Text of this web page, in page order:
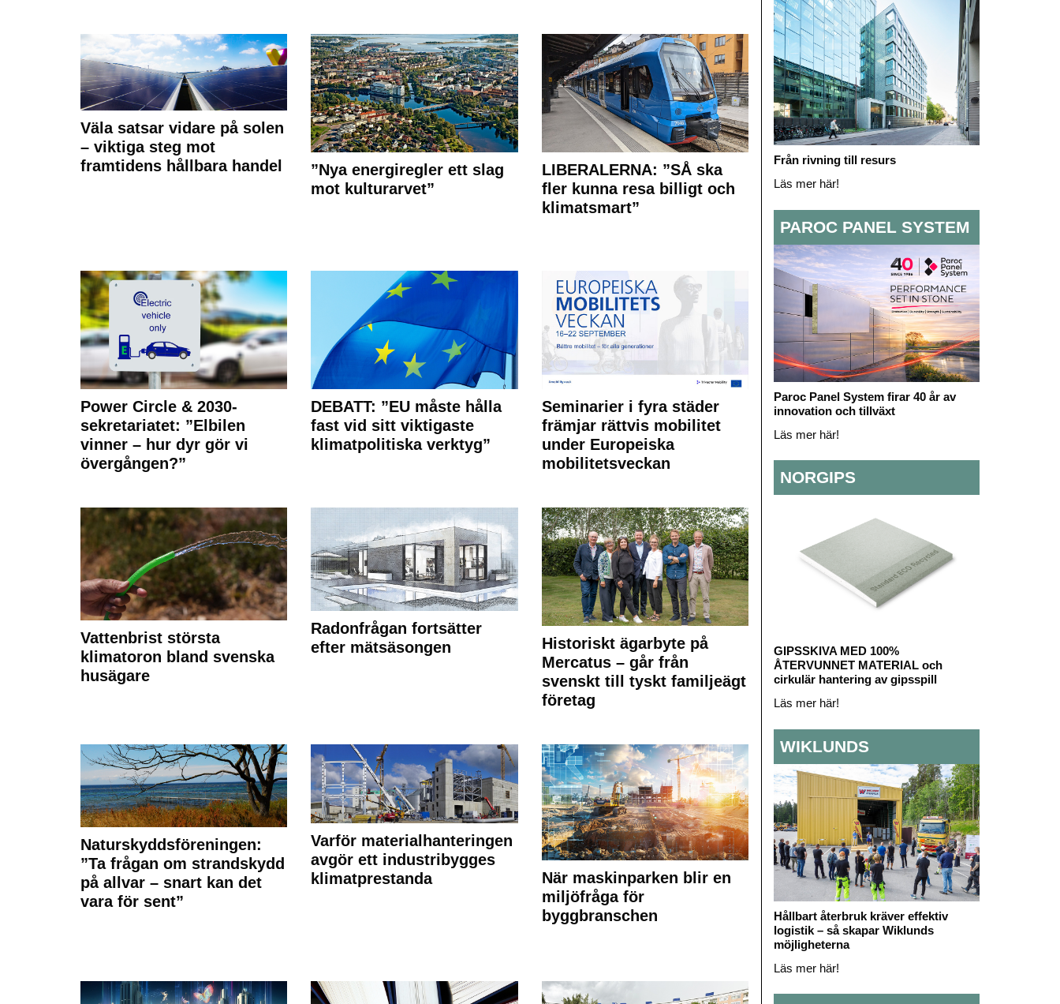
Väla satsar vidare på solen
– viktiga steg mot
framtidens hållbara handel
”Nya energiregler ett slag
mot kulturarvet”
LIBERALERNA: ”SÅ ska
fler kunna resa billigt och
klimatsmart”
Power Circle & 2030-
sekretariatet: ”Elbilen
vinner – hur dyr gör vi
övergången?”
DEBATT: ”EU måste hålla
fast vid sitt viktigaste
klimatpolitiska verktyg”
Seminarier i fyra städer
främjar rättvis mobilitet
under Europeiska
mobilitetsveckan
Vattenbrist största
klimatoron bland svenska
husägare
Radonfrågan fortsätter
efter mätsäsongen
Historiskt ägarbyte på
Mercatus – går från
svenskt till tyskt familjeägt
företag
Naturskyddsföreningen:
”Ta frågan om strandskydd
på allvar – snart kan det
vara för sent”
Varför materialhanteringen
avgör ett industribygges
klimatprestanda
När maskinparken blir en
miljöfråga för
byggbranschen
Från rivning till resurs
Läs mer här!
PAROC PANEL SYSTEM
Paroc Panel System firar 40 år av
innovation och tillväxt
Läs mer här!
NORGIPS
GIPSSKIVA MED 100%
ÅTERVUNNET MATERIAL och
cirkulär hantering av gipsspill
Läs mer här!
WIKLUNDS
Hållbart återbruk kräver effektiv
logistik – så skapar Wiklunds
möjligheterna
Läs mer här!